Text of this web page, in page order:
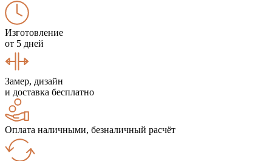
Изготовление
от 5 дней
Замер, дизайн
и доставка бесплатно
Оплата наличными, безналичный расчёт